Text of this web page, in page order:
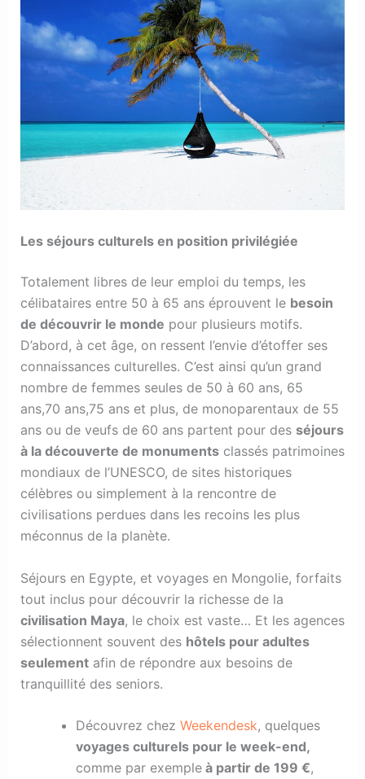
Les séjours culturels en position privilégiée
Totalement libres de leur emploi du temps, les
célibataires entre 50 à 65 ans éprouvent le besoin
de découvrir le monde pour plusieurs motifs.
D’abord, à cet âge, on ressent l’envie d’étoffer ses
connaissances culturelles. C’est ainsi qu’un grand
nombre de femmes seules de 50 à 60 ans, 65
ans,70 ans,75 ans et plus, de monoparentaux de 55
ans ou de veufs de 60 ans partent pour des séjours
à la découverte de monumentsclassés patrimoines
mondiaux de l’UNESCO, de sites historiques
célèbres ou simplement à la rencontre de
civilisations perdues dans les recoins les plus
méconnus de la planète.
Séjours en Egypte, et voyages en Mongolie, forfaits
tout inclus pour découvrir la richesse de la
civilisation Maya, le choix est vaste… Et les agences
sélectionnent souvent des hôtels pour adultes
seulementafin de répondre aux besoins de
tranquillité des seniors.
Découvrez chez Weekendesk, quelques
voyages culturels pour le week-end,
comme par exempleàpartir de 199 €,